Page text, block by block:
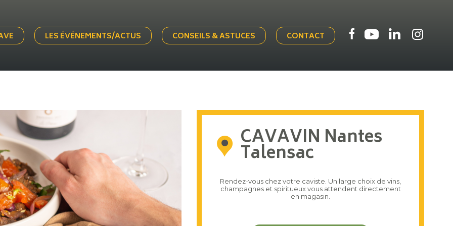
LES ÉVÉNEMENTS/ACTUS CONSEILS & ASTUCES CONTACT
CAVAVIN Nantes
Talensac
Rendez-vous chez votre caviste. Un large choix de vins,
champagnes et spiritueux vous attendent directement
en magasin.